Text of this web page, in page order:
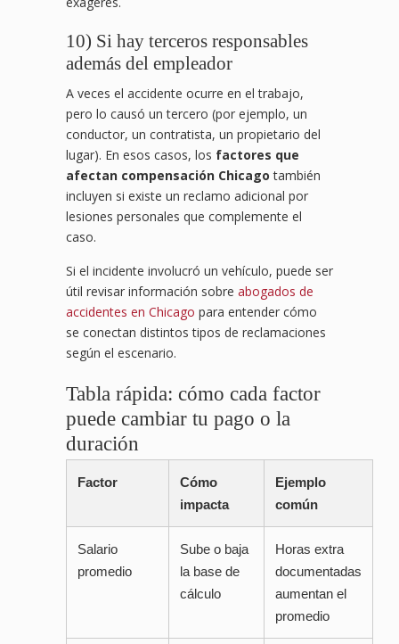
10) Si hay terceros responsables
además del empleador
A veces el accidente ocurre en el trabajo,
pero lo causó un tercero (por ejemplo, un
conductor, un contratista, un propietario del
lugar). En esos casos, los factores que
afectan compensación Chicago también
incluyen si existe un reclamo adicional por
lesiones personales que complemente el
caso.
Si el incidente involucró un vehículo, puede ser
útil revisar información sobre abogados de
accidentes en Chicago para entender cómo
se conectan distintos tipos de reclamaciones
según el escenario.
Tabla rápida: cómo cada factor
puede cambiar tu pago o la
duración
Factor
Cómo
impacta
Ejemplo
común
Salario
promedio
Sube o baja
la base de
cálculo
Horas extra
documentadas
aumentan el
promedio